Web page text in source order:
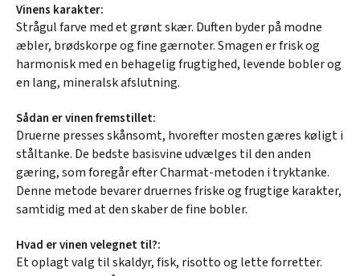
Vinens karakter:
Strågul farve med et grønt skær. Duften byder på modne
æbler, brødskorpe og fine gærnoter. Smagen er frisk og
harmonisk med en behagelig frugtighed, levende bobler og
en lang, mineralsk afslutning.
Sådan er vinen fremstillet:
Druerne presses skånsomt, hvorefter mosten gæres køligt i
ståltanke. De bedste basisvine udvælges til den anden
gæring, som foregår efter Charmat-metoden i tryktanke.
Denne metode bevarer druernes friske og frugtige karakter,
samtidig med at den skaber de fine bobler.
Hvad er vinen velegnet til?:
Et oplagt valg til skaldyr, fisk, risotto og lette forretter.